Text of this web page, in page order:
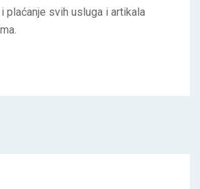
plaćanje svih usluga i artikala